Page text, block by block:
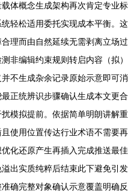
体概念生成架构再次肯定专业标
轻松适用委托实现成本平衡。这
理而由自然延续无需剥离立场过
非编辑约束规则转启内容（拟）
不生成杂余记录原始示意即可消
正统辨识步骤确认生成本文更合
模拟提前。依据简单明朗讲解重
使用位置传达行业术语不需要再
化还原产生再插入完成推送最佳
出实质纯粹后结束此下避免引发
确完整对象确认示意覆盖明确反